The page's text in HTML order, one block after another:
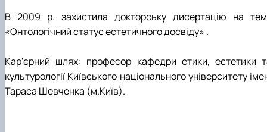
В 2009 р. захистила докторську дисертацію на
«Онтологічний статус естетичного досвіду» .
Кар'єрний шлях: професор кафедри етики, естетики
культурології Київського національного університету
Тараса Шевченка (м.Київ).